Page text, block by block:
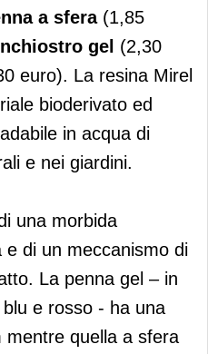
a sfera (1,85
gel (2,30
euro). La resina Mirel
bioderivato ed
in acqua di
e nei giardini.
una morbida
di un meccanismo di
La penna gel – in
e rosso - ha una
quella a sfera